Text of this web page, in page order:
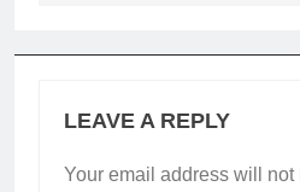
LEAVE A REPLY
Your email address will not